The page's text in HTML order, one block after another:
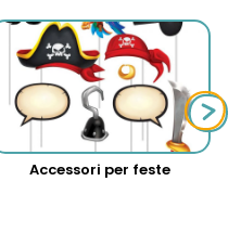
Accessori per feste